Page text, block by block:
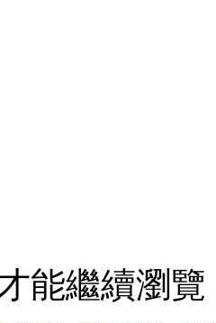
能繼續瀏覽